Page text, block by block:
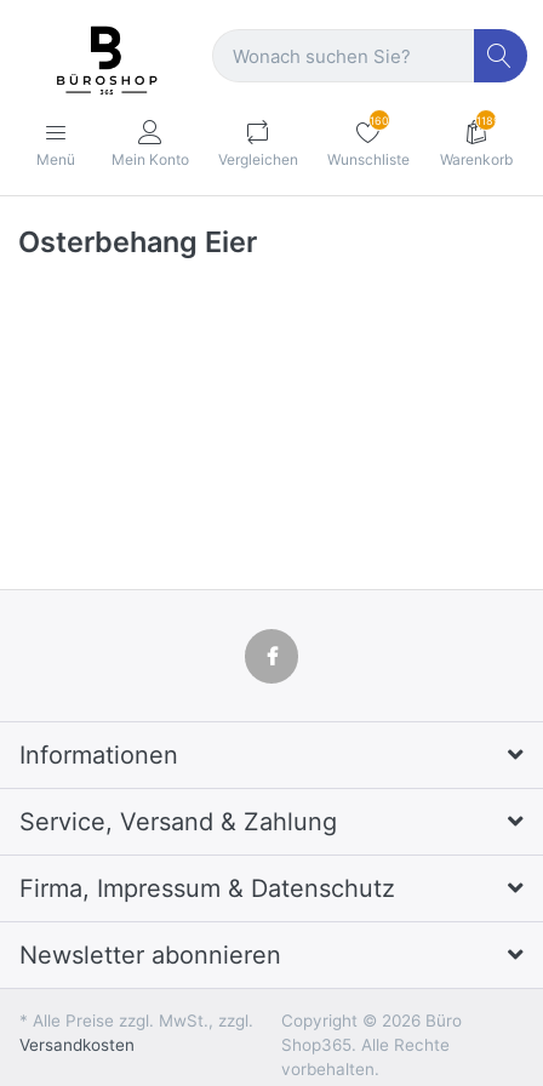
Menü Mein Konto Vergleichen
160
Wunschliste
1189
Warenkorb
Osterbehang Eier
Informationen
Service, Versand & Zahlung
Firma, Impressum & Datenschutz
Newsletter abonnieren
* Alle Preise zzgl. MwSt., zzgl.
Versandkosten
Copyright © 2026 Büro
Shop365. Alle Rechte
vorbehalten.